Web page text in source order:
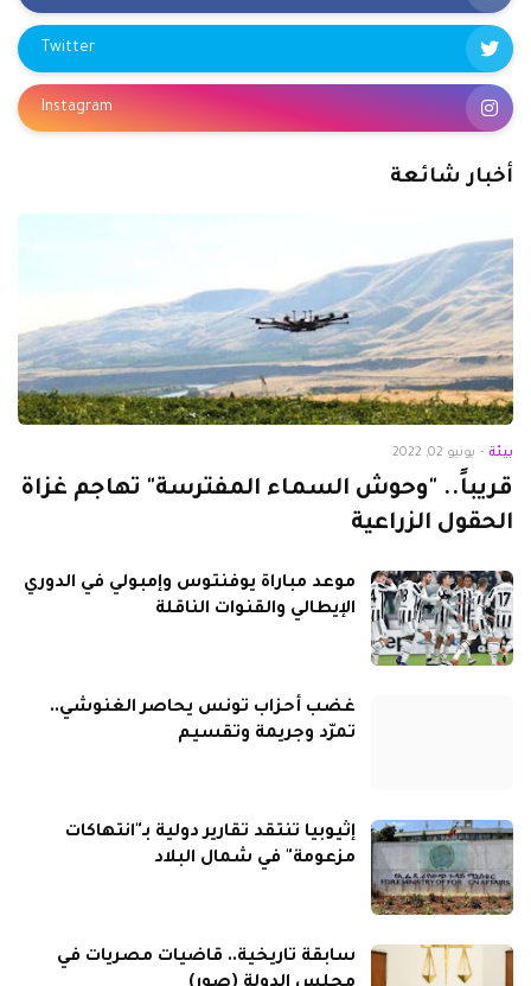
Twitter
Instagram
أخبار شائعة
بيئة - يونيو 02, 2022
قريباً.. "وحوش السماء المفترسة" تهاجم غزاة
الحقول الزراعية
موعد مباراة يوفنتوس وإمبولي في الدوري
الإيطالي والقنوات الناقلة
غضب أحزاب تونس يحاصر الغنوشي..
تمرّد وجريمة وتقسيم
إثيوبيا تنتقد تقارير دولية بـ"انتهاكات
مزعومة" في شمال البلاد
سابقة تاريخية.. قاضيات مصريات في